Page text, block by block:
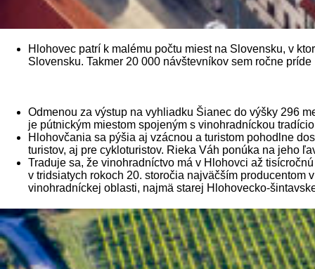
Hlohovec patrí k malému počtu miest na Slovensku, v
Slovensku. Takmer 20 000 návštevníkov sem ročne
Odmenou za výstup na vyhliadku Šianec do výšky 296
je pútnickým miestom spojeným s vinohradníckou
Hlohovčania sa pýšia aj vzácnou a turistom pohodlne
turistov, aj pre cykloturistov. Rieka Váh ponúka na jeho
Traduje sa, že vinohradníctvo má v Hlohovci až
v tridsiatych rokoch 20. storočia najväčším
vinohradníckej oblasti, najmä starej Hlohovecko-